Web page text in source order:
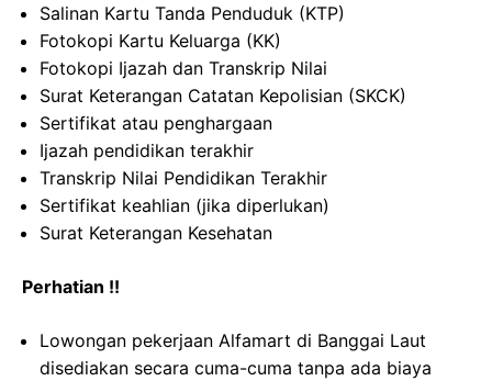
Salinan Kartu Tanda Penduduk (KTP)
Fotokopi Kartu Keluarga (KK)
Fotokopi Ijazah dan Transkrip Nilai
Surat Keterangan Catatan Kepolisian (SKCK)
Sertifikat atau penghargaan
Ijazah pendidikan terakhir
Transkrip Nilai Pendidikan Terakhir
Sertifikat keahlian (jika diperlukan)
Surat Keterangan Kesehatan
Perhatian !!
Lowongan pekerjaan Alfamart di Banggai Laut
disediakan secara cuma-cuma tanpa ada biaya